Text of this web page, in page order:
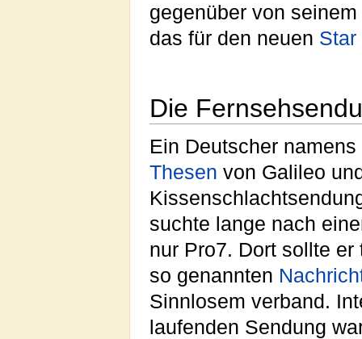
gegenüber von
das für den neuen Star
Die
Ein Deutscher
Thesen von Galileo
suchte lange nach
nur Pro7. Dort sollte
so genannten
Sinnlosem verband.
laufenden Sendung